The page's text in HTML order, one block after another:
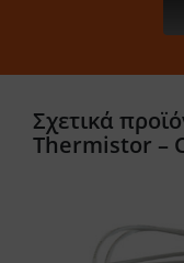
Σχετικά
Thermistor –